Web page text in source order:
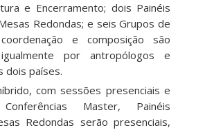
e Encerramento; dois Painéis
Redondas; e seis Grupos de
e composição são
igualmente por antropólogos e
dois países.
com sessões presenciais e
Master, Painéis
Redondas serão presenciais,